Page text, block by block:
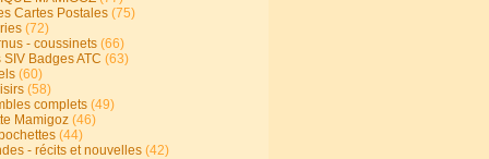
Cartes Postales (75)
(72)
- coussinets (66)
Badges ATC (63)
(60)
(58)
complets (49)
Mamigoz (46)
(44)
- récits et nouvelles (42)